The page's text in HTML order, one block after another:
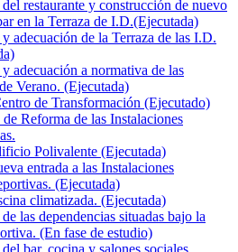
restaurante y construcción de nuevo
en la Terraza de I.D.(Ejecutada)
adecuación de la Terraza de las I.D.
adecuación a normativa de las
Verano. (Ejecutada)
de Transformación (Ejecutado)
Reforma de las Instalaciones
Polivalente (Ejecutada)
entrada a las Instalaciones
(Ejecutada)
climatizada. (Ejecutada)
las dependencias situadas bajo la
(En fase de estudio)
bar, cocina y salones sociales